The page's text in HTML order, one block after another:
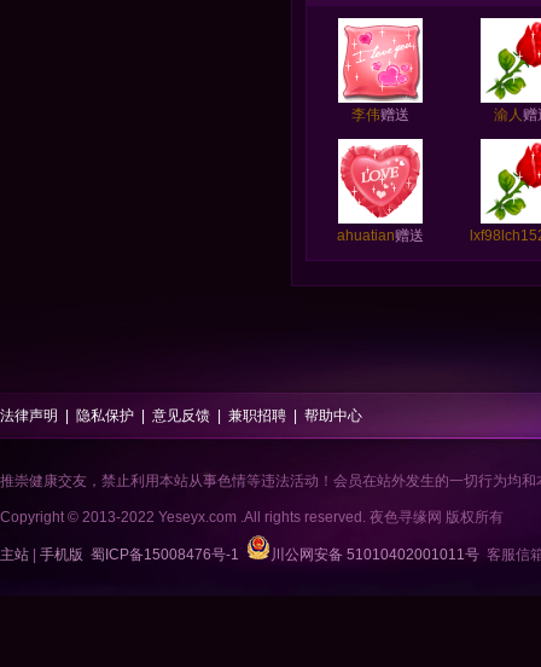
李伟赠送 渝人赠
ahuatian赠送
法律声明 隐私保护 意见反馈 兼职招聘 帮助中心
推崇健康交友，禁止利用本站从事色情等违法活动！会员在站外发生的一切行为均
Copyright © 2013-2022 Yeseyx.com .All rights reserved. 夜色寻缘网 版权所有
主站 手机版 蜀ICP备15008476号-1 川公网安备 51010402001011号 客服信